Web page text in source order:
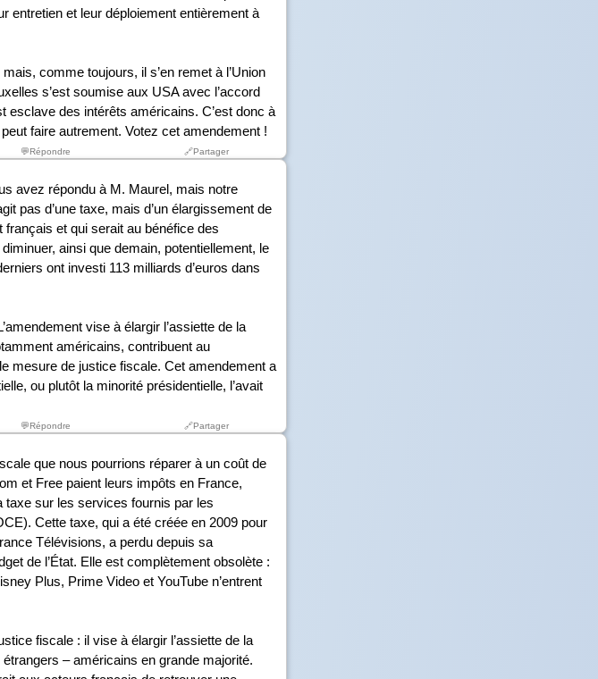
entretien et leur déploiement entièrement à
comme toujours, il s’en remet à l’Union
s’est soumise aux USA avec l’accord
des intérêts américains. C’est donc à
faire autrement. Votez cet amendement !
💬Répondre 🔗Partager
avez répondu à M. Maurel, mais notre
pas d’une taxe, mais d’un élargissement de
français et qui serait au bénéfice des
ainsi que demain, potentiellement, le
ont investi 113 milliards d’euros dans
vise à élargir l’assiette de la
américains, contribuent au
mesure de justice fiscale. Cet amendement a
ou plutôt la minorité présidentielle, l’avait
💬Répondre 🔗Partager
que nous pourrions réparer à un coût de
et Free paient leurs impôts en France,
taxe sur les services fournis par les
Cette taxe, qui a été créée en 2009 pour
Télévisions, a perdu depuis sa
de l’État. Elle est complètement obsolète :
Plus, Prime Video et YouTube n’entrent
fiscale : il vise à élargir l’assiette de la
– américains en grande majorité.